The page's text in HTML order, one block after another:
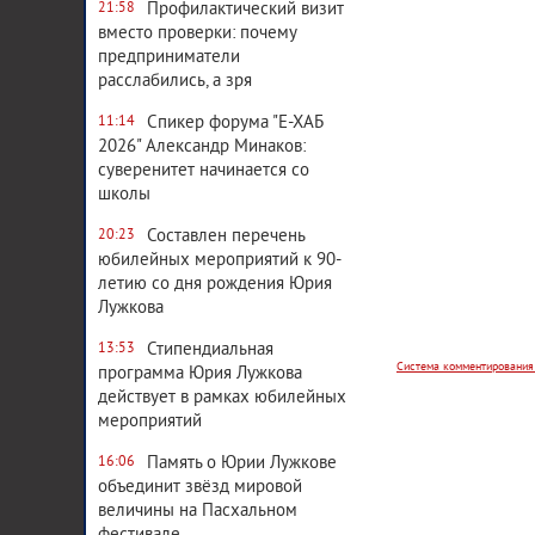
21:58
Профилактический визит
вместо проверки: почему
предприниматели
расслабились, а зря
11:14
Спикер форума "Е-ХАБ
2026" Александр Минаков:
суверенитет начинается со
школы
20:23
Составлен перечень
юбилейных мероприятий к 90-
летию со дня рождения Юрия
Лужкова
13:53
Стипендиальная
программа Юрия Лужкова
действует в рамках юбилейных
мероприятий
16:06
Память о Юрии Лужкове
объединит звёзд мировой
величины на Пасхальном